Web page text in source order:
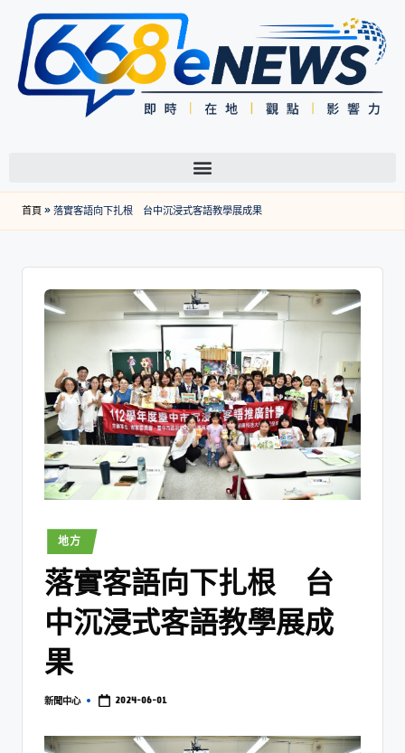
首頁»落實客語向下扎根 台中沉浸式客語教學展成果
地方
落實客語向下扎根 台
中沉浸式客語教學展成
果
新聞中心 2024-06-01